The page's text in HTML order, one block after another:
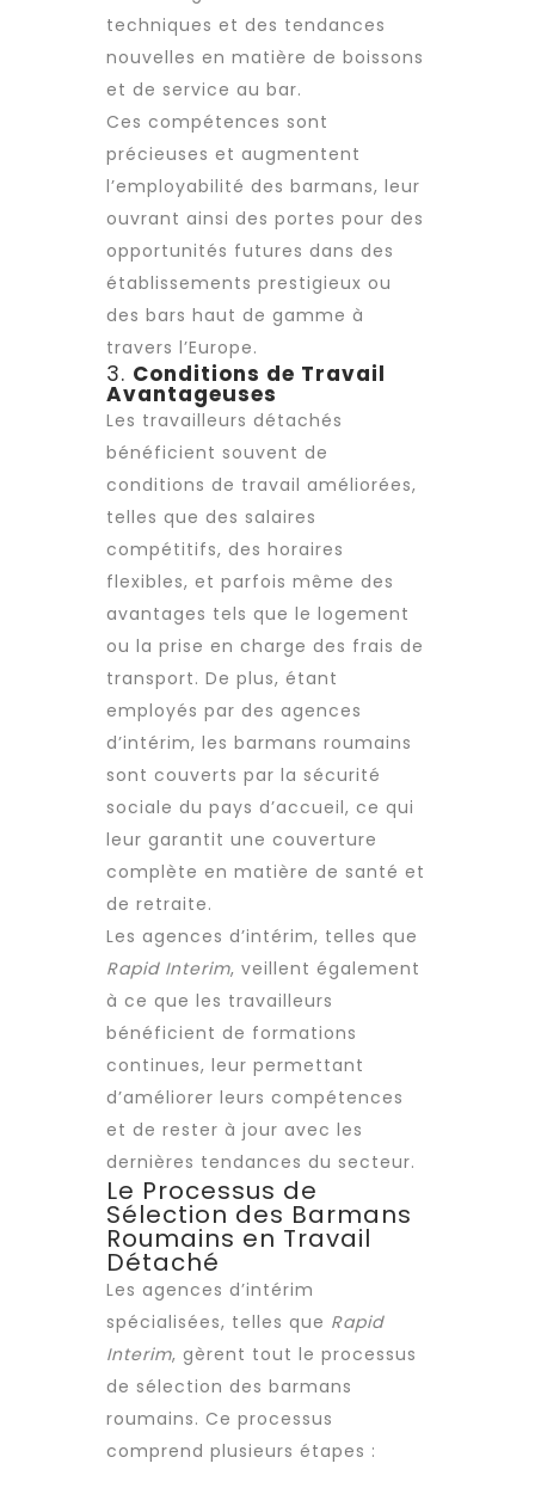
techniques et des tendances
nouvelles en matière de boissons
et de service au bar.
Ces compétences sont
précieuses et augmentent
l’employabilité des barmans, leur
ouvrant ainsi des portes pour des
opportunités futures dans des
établissements prestigieux ou
des bars haut de gamme à
travers l’Europe.
3. Conditions de Travail
Avantageuses
Les travailleurs détachés
bénéficient souvent de
conditions de travail améliorées,
telles que des salaires
compétitifs, des horaires
flexibles, et parfois même des
avantages tels que le logement
ou la prise en charge des frais de
transport. De plus, étant
employés par des agences
d’intérim, les barmans roumains
sont couverts par la sécurité
sociale du pays d’accueil, ce qui
leur garantit une couverture
complète en matière de santé et
de retraite.
Les agences d’intérim, telles que
Rapid Interim, veillent également
à ce que les travailleurs
bénéficient de formations
continues, leur permettant
d’améliorer leurs compétences
et de rester à jour avec les
dernières tendances du secteur.
Le Processus de
Sélection des Barmans
Roumains en Travail
Détaché
Les agences d’intérim
spécialisées, telles que Rapid
Interim, gèrent tout le processus
de sélection des barmans
roumains. Ce processus
comprend plusieurs étapes :